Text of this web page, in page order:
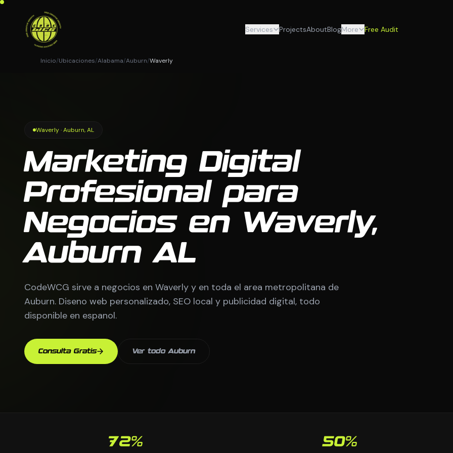
Services ProjectsAboutBlogMore Free Audit
Inicio/Ubicaciones/Alabama/Auburn/Waverly
Waverly · Auburn, AL
Marketing Digital
Profesional para
Negocios en Waverly,
Auburn AL
CodeWCG sirve a negocios en Waverly y en toda el area metropolitana de
Auburn. Diseno web personalizado, SEO local y publicidad digital, todo
disponible en espanol.
Consulta Gratis Ver todo Auburn
72% 50%